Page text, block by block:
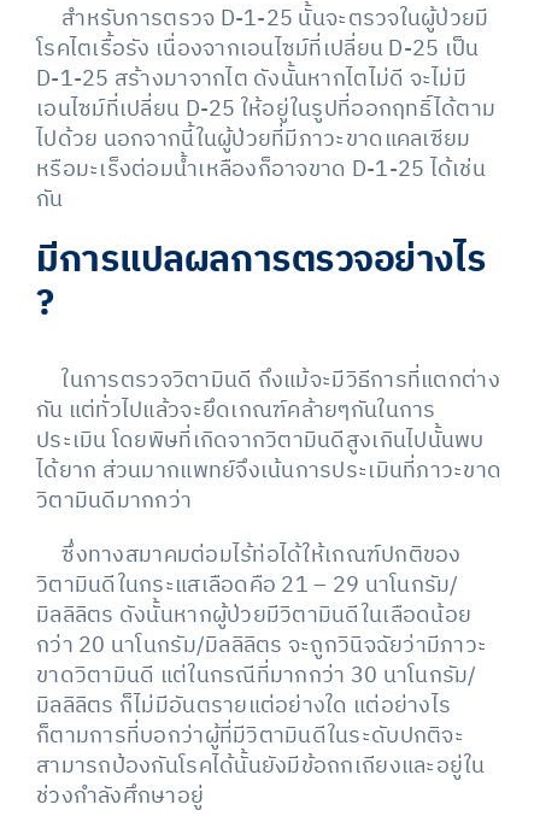
สำหรับการตรวจ D-1-25 นั้นจะตรวจในผู้ป่วยมี
โรคไตเรื้อรัง เนื่องจากเอนไซม์ที่เปลี่ยน D-25 เป็น
D-1-25 สร้างมาจากไต ดังนั้นหากไตไม่ดี จะไม่มี
เอนไซม์ที่เปลี่ยน D-25 ให้อยู่ในรูปที่ออกฤทธิ์ได้ตาม
ไปด้วย นอกจากนี้ในผู้ป่วยที่มีภาวะขาดแคลเซียม
หรือมะเร็งต่อมน้ำเหลืองก็อาจขาด D-1-25 ได้เช่น
กัน
มีการแปลผลการตรวจอย่างไร
?
ในการตรวจวิตามินดี ถึงแม้จะมีวิธีการที่แตกต่าง
กัน แต่ทั่วไปแล้วจะยึดเกณฑ์คล้ายๆกันในการ
ประเมิน โดยพิษที่เกิดจากวิตามินดีสูงเกินไปนั้นพบ
ได้ยาก ส่วนมากแพทย์จึงเน้นการประเมินที่ภาวะขาด
วิตามินดีมากกว่า
ซึ่งทางสมาคมต่อมไร้ท่อได้ให้เกณฑ์ปกติของ
วิตามินดีในกระแสเลือดคือ 21 – 29 นาโนกรัม/
มิลลิลิตร ดังนั้นหากผู้ป่วยมีวิตามินดีในเลือดน้อย
กว่า 20 นาโนกรัม/มิลลิลิตร จะถูกวินิจฉัยว่ามีภาวะ
ขาดวิตามินดี แต่ในกรณีที่มากกว่า 30 นาโนกรัม/
มิลลิลิตร ก็ไม่มีอันตรายแต่อย่างใด แต่อย่างไร
ก็ตามการที่บอกว่าผู้ที่มีวิตามินดีในระดับปกติจะ
สามารถป้องกันโรคได้นั้นยังมีข้อถกเถียงและอยู่ใน
ช่วงกำลังศึกษาอยู่